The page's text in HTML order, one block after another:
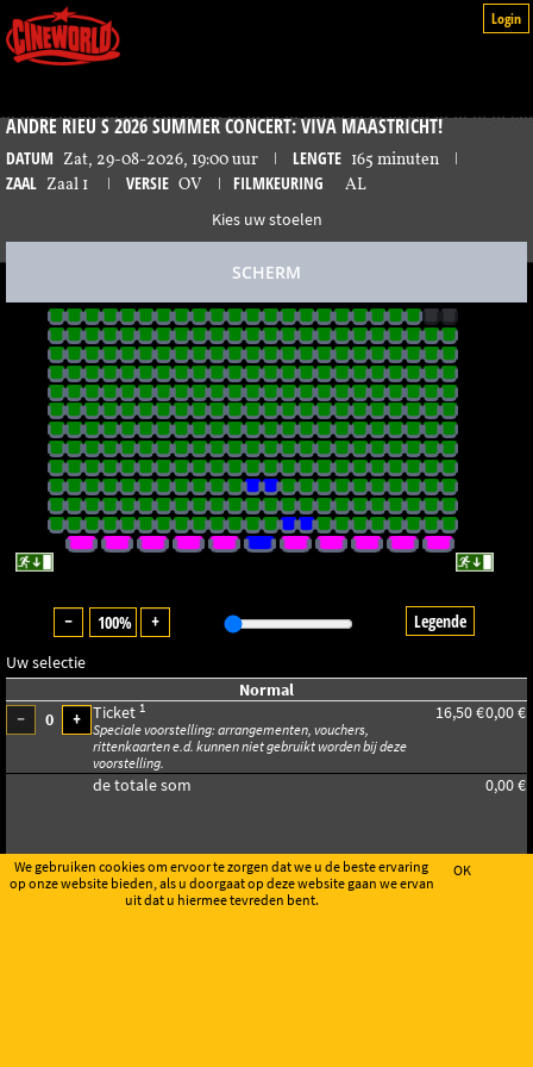
Login
ANDRE RIEU S 2026 SUMMER CONCERT: VIVA MAASTRICHT!
DATUM Zat, 29-08-2026, 19:00 uur ǀ LENGTE 165 minuten
ǀ
ZAAL Zaal 1 ǀ VERSIE OV ǀ FILMKEURING AL
Kies uw stoelen
SCHERM
100% Legende
Uw selectie
Normal
0
Ticket 1
Speciale voorstelling: arrangementen, vouchers,
rittenkaarten e.d. kunnen niet gebruikt worden bij deze
voorstelling.
16,50 €0,00 €
de totale som 0,00 €
We gebruiken cookies om ervoor te zorgen dat we u de beste ervaring
op onze website bieden, als u doorgaat op deze website gaan we ervan
uit dat u hiermee tevreden bent.
OK